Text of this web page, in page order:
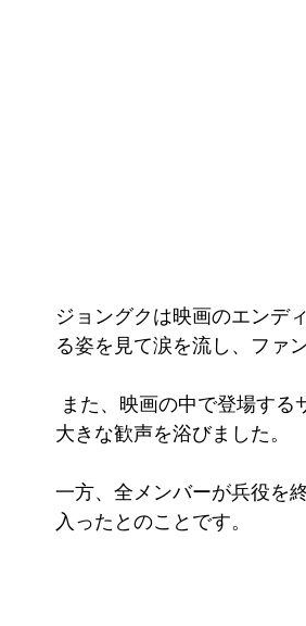
ジョングクは映画のエンデ
る姿を見て涙を流し、ファ
大きな歓声を浴びました。
一方、全メンバーが兵役を
入ったとのことです。